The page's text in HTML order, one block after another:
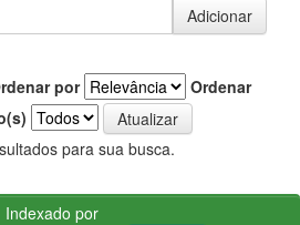
por
Ordenar
para sua busca.
Indexado por